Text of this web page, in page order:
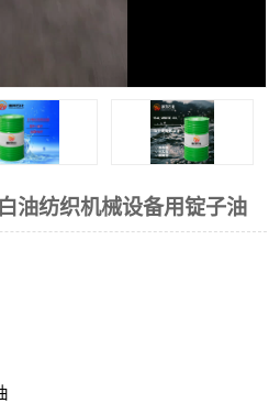
油纺织机械设备用锭子油